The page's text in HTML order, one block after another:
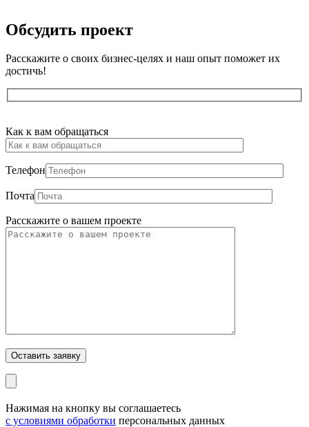
Обсудить проект
Расскажите о своих бизнес-целях и наш опыт поможет их
достичь!
это
поле
Как к вам обращаться
Телефон
Почта
Расскажите о вашем проекте
Нажимая на кнопку вы соглашаетесь
с условиями обработки персональных данных